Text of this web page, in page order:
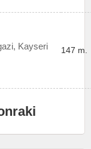
Kayseri 147 m.